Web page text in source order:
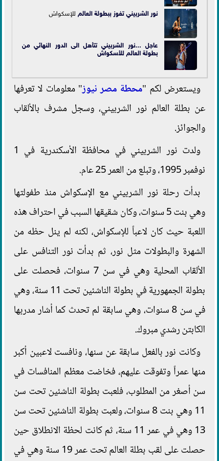
نور الشربيني تفوز ببطولة العالم للإسكواش
عاجل ...نور الشربيني تتأهل الى الدور النهائي من
بطولة العالم للأسكواش
ويستعرض لكم "محطة مصر نيوز" معلومات لا تعرفها
عن بطلة العالم نور الشربيني، وسجل مشرف بالألقاب
والجوائز.
ولدت نور الشربيني في محافظة الأسكندرية في 1
نوفمبر 1995، وتبلع من العمر 25 عام.
بدأت رحلة نور الشربيني مع الإسكواش منذ طفولتها
وهي بنت 5 سنوات، وكان شقيقها السبب في احتراف هذه
اللعبة حيث كان لاعباً للإسكواش، لكنه لم ينل حظه من
الشهرة والبطولات مثل نور، ثم بدأت نور التنافس على
الألقاب المحلية وهي في سن 7 سنوات، فحصلت على
بطولة الجمهورية في بطولة الناشئين تحت 11 سنة، وهي
في سن 8 سنوات، وهي سابقة لم تحدث كما أشار مدربها
الكابتن رشدي مبروك.
وكانت نور بالفعل سابقة عن سنها، ونافست لاعبين أكبر
منها عمراً وتفوقت عليهم، فخاضت معظم المنافسات في
سن أصغر من المطلوب، فلعبت بطولة الناشئين تحت سن
11 وهي بنت 8 سنوات، ولعبت بطولة الناشئين تحت سن
13 وهي في عمر 11 سنة، ثم كانت لحظة الانطلاق حين
حصلت على لقب بطلة العالم تحت عمر 19 سنة وهي في